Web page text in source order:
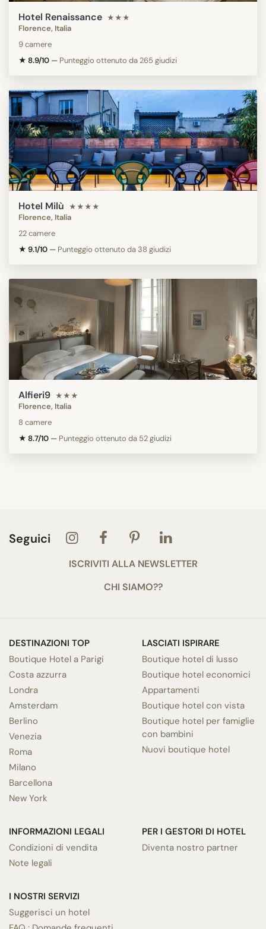
Hotel Renaissance ★★★
Florence, Italia
9 camere
★ 8.9/10 — Punteggio ottenuto da 265 giudizi
Hotel Milù ★★★★
Florence, Italia
22 camere
★ 9.1/10 — Punteggio ottenuto da 38 giudizi
Alfieri9 ★★★
Florence, Italia
8 camere
★ 8.7/10 — Punteggio ottenuto da 52 giudizi
Seguici
ISCRIVITI ALLA NEWSLETTER
CHI SIAMO??
DESTINAZIONI TOP
Boutique Hotel a Parigi
Costa azzurra
Londra
Amsterdam
Berlino
Venezia
Roma
Milano
Barcellona
New York
LASCIATI ISPIRARE
Boutique hotel di lusso
Boutique hotel economici
Appartamenti
Boutique hotel con vista
Boutique hotel per famiglie
con bambini
Nuovi boutique hotel
INFORMAZIONI LEGALI
Condizioni di vendita
Note legali
I NOSTRI SERVIZI
Suggerisci un hotel
PER I GESTORI DI HOTEL
Diventa nostro partner